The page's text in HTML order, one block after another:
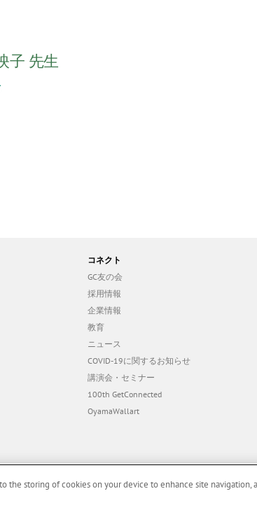
子 先生
コネクト
GC友の会
採用情報
企業情報
教育
ニュース
COVID-19に関するお知らせ
講演会・セミナー
100th GetConnected
OyamaWallart
the storing of cookies on your device to enhance site navigation,